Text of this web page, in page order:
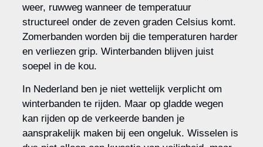
weer, ruwweg wanneer de temperatuur
structureel onder de zeven graden Celsius komt.
Zomerbanden worden bij die temperaturen harder
en verliezen grip. Winterbanden blijven juist
soepel in de kou.
In Nederland ben je niet wettelijk verplicht om
winterbanden te rijden. Maar op gladde wegen
kan rijden op de verkeerde banden je
aansprakelijk maken bij een ongeluk. Wisselen is